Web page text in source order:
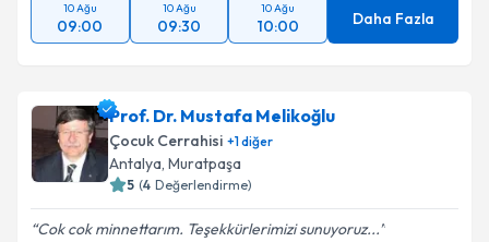
10 Ağu
09:00
10 Ağu
09:30
10 Ağu
10:00 Daha Fazla
Prof. Dr. Mustafa Melikoğlu
Çocuk Cerrahisi +1diğer
Antalya, Muratpaşa
5 (4 Değerlendirme)
Cok cok minnettarım. Teşekkürlerimizi sunuyoruz...